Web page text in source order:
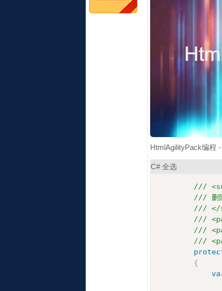
HtmlAgilityPack编程
C# 全选
///
/// 删
/// </
///
///
///
{